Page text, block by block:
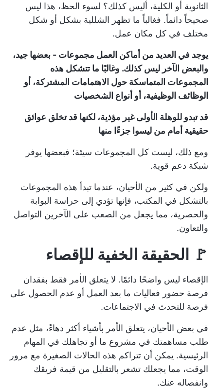
الثانوية أو الكلية، أليس كذلك؟ لسوء الحظ، هذا ليس
صحيحاً دائماً. فغالباً ما تظهر الشللية بشكل أو شكل
مختلف في كل مكان عمل.
يوجد في العديد من أماكن العمل مجموعات - بعضها جيد،
والبعض الآخر ليس كذلك. وغالبًا ما تتشكل هذه
المجموعات المتماسكة حول الاهتمامات المشتركة، أو
الوظائف الوظيفية، أو أنواع الشخصيات
قد تبدو للوهلة الأولى غير مؤذية، لكنها قد تخلق عوائق
حقيقية أمام من ليسوا جزءًا منها
ومع ذلك، ليست كل المجموعات سيئة؛ فبعضها يوفر
شبكة دعم قوية.
ولكن في كثير من الأحيان، عندما تبدأ هذه المجموعات
بالتشكل في المكتب، فإنها تؤدي إلى حراسة البوابة
والحصرية، مما يجعل من الصعب على الآخرين التواصل
والتعاون.
🚩 الحقيقة الخفية للإقصاء
الإقصاء ليس واضحًا دائمًا. لا يتعلق الأمر فقط بفقدان
فرصة حضور فعاليات ما بعد العمل أو عدم الحصول على
فرصة للتحدث في الاجتماعات.
في بعض الأحيان، يتعلق الأمر بأشياء أكثر دهاءً، مثل عدم
طلب مساهمتك في مشروع ما أو تجاهلك في المهام
الرئيسية. يمكن أن تتراكم هذه الحالات الصغيرة مع مرور
الوقت، مما يجعلك تشعر بالتقليل من قيمة فريقك
وانفصاله عنك.